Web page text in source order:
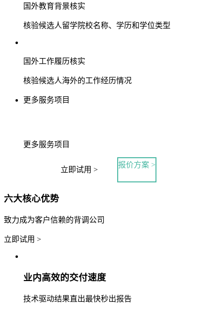
国外教育背景核实
核验候选人留学院校名称、学历和学位类型
国外工作履历核实
核验候选人海外的工作经历情况
更多服务项目
更多服务项目
立即试用 >
报价方案 >
六大核心优势
致力成为客户信赖的背调公司
立即试用 >
业内高效的交付速度
技术驱动结果直出最快秒出报告